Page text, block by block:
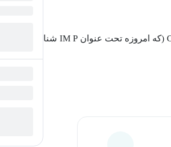
در دنیای ارتباطات یکپارچه (Unified Communications)، سیستم Cisco CUPS (که امروزه تحت عنوان IM P شناخته می